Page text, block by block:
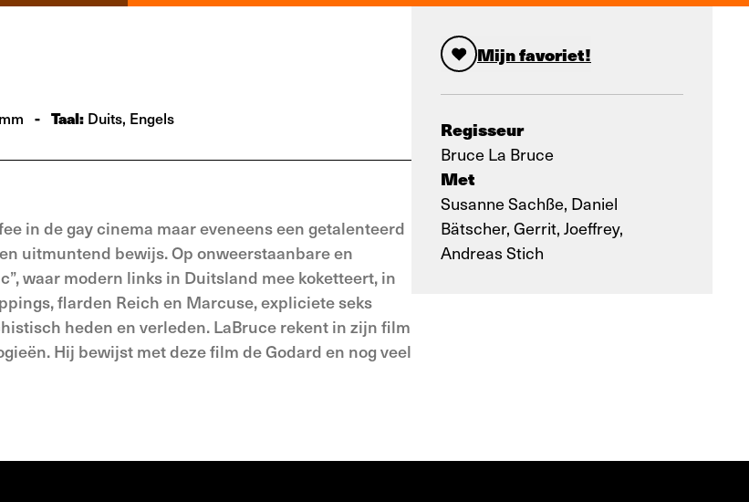
Mijn favoriet!
Regisseur
Bruce La Bruce
Met
Susanne Sachße, Daniel
Bätscher, Gerrit, Joeffrey,
Andreas Stich
- Taal: Duits, Engels
in de gay cinema maar eveneens een getalenteerd
uitmuntend bewijs. Op onweerstaanbare en
waar modern links in Duitsland mee koketteert, in
flarden Reich en Marcuse, expliciete seks
heden en verleden. LaBruce rekent in zijn film
Hij bewijst met deze film de Godard en nog veel